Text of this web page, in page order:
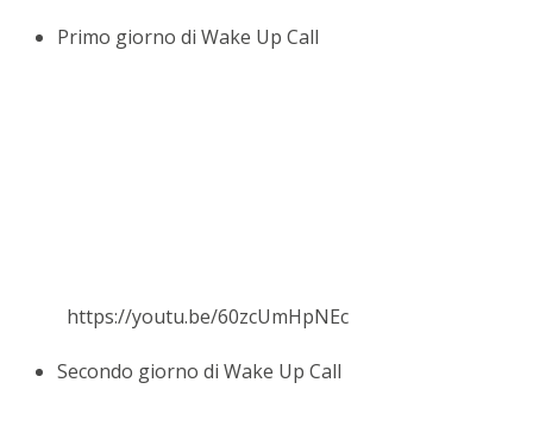
Primo giorno di Wake Up Call
https://youtu.be/60zcUmHpNEc
Secondo giorno di Wake Up Call